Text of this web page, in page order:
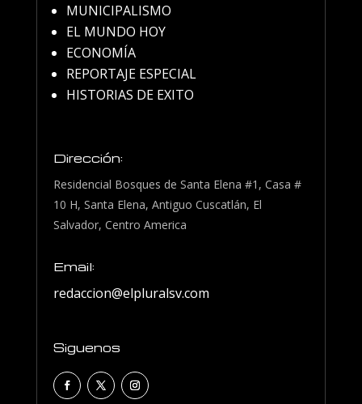
MUNICIPALISMO
EL MUNDO HOY
ECONOMÍA
REPORTAJE ESPECIAL
HISTORIAS DE EXITO
Dirección:
Residencial Bosques de Santa Elena #1, Casa #
10 H, Santa Elena, Antiguo Cuscatlán, El
Salvador, Centro America
Email:
redaccion@elpluralsv.com
Siguenos